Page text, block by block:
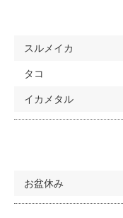
スルメイカ
タコ
イカメタル
お盆休み